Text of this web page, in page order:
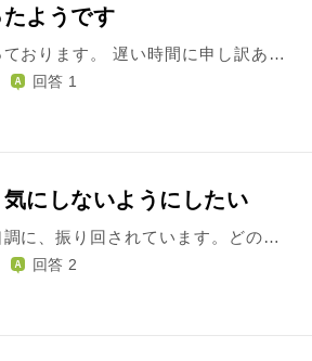
ようです
いつもお世話になっております。 遅い時間に申し訳ありません。 会社での上司の態度について、相談させてください。 去年秋頃から急によそよそしく、対応が冷たくなってきました。 最初はただ単に機嫌が悪いのだと思っていたのですが、どうやらそうではなかったようです。 挨拶もそっけなく、「うん」と返ってくることがほとんどです。 皆にそんな態度なのかと様子を見ていたところ、私以外には「おはよう」や「お疲れ様」などきちんと返事をしているようです。 雑談も一切なくなり、ほとんど口もきかなくなってしまいました。 (話といっても、私はほとんど聞き役でした。) きっと私に原因があるのだと思うのですが、心当たりがなく… 自分の気が付かないところで、失礼なことをしてしまったのかもしれません。 仕事の話は聞いてくれるので、このままでも…とは思うのですが、とても気掛かりです。 入社当時はとても気にかけてくれ、あれこれと色んな話をしてくれたので、その時とのギャップに驚いています。 また、去年入社した女性社員のことを、今ではすごく気に入っているようです。 いつもは私に回してきていた仕事も、彼女に任せることが増えてきました。 美人で明るく、気が利く人なので、気に入るのはよく分かるのですが…態度があからさますぎて、何だかショックです。 仕事だけしっかりやっておけばいい、という気持ちで毎日乗りきっているのですが、これでいいのでしょうか？
回答 1
にしないようにしたい
職場の方の態度や口調に、振り回されています。どのようにすれば、少しでも気にせずにいられるでしょうか。 今の職場で、やっと慣れてきました。 泣きながら、吐きながらの苦しい毎日でしたが、なんとかここまでくることが出来ました。 七ヶ月経つと、１人である程度出来るようになりました。 それでもまだまだだと、改善するべき点ばかりだとわかっています。 なので、どんな意見も有り難く、改善しようとしています。 しかし、ある方には嫌われているようなのです。 口調のキツい方で、飾らないと言えばそうですが、もう少し普通に教えて頂きたいんです。 私はキツい口調が苦手で、私自信も気を付けようと言葉使いには細心の注意を払っています。 仕事も出来る方ですし、テキパキしておられる方です。 (私は逆にテキパキとするのが苦手なタイプなので、イライラされるのかもしれません。) なので、私は常に学ぶ態度でいようと心がけていますが、、、 どんな意見にも、「教えて下さってありがとうございます」と伝えるようにしています。 教えて下さらない方も世の中にはいるのだし、指摘して下さるんだからと今までは気にもしていませんでした。 しかし、このところ、目も合わせてくれなくなりました。 訳がわからず、わからないことをお聞きしても、詳しくは教えて下さらなくなりました。 それに対して、どうしてだと思ってしまいました。 こういった場合、どんな心構えでいればいいのでしょうか。 ちなみに、接客業なのですが、お客さまにもキツいみたいです。
回答 2